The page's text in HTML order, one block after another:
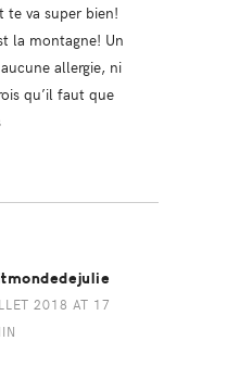
te va super bien!
la montagne! Un
allergie, ni
qu’il faut que
2018 AT 17